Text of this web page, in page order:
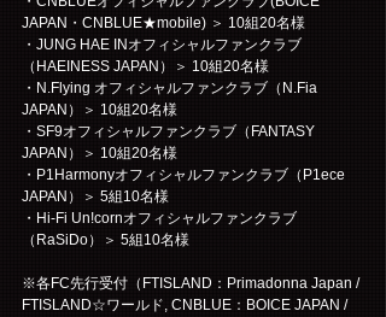
JAPAN・CNBLUE★mobile) ＞ 10組20名様
・JUNG HAE INオフィシャルファンクラブ
（HAEINESS JAPAN）＞ 10組20名様
・N.Flying オフィシャルファンクラブ（N.Fia
JAPAN）＞ 10組20名様
・SF9オフィシャルファンクラブ（FANTASY
JAPAN）＞ 10組20名様
・P1Harmonyオフィシャルファンクラブ（P1ece
JAPAN）＞ 5組10名様
・Hi-Fi Un!cornオフィシャルファンクラブ
（RaSiDo）＞ 5組10名様
※各FC先行受付（FTISLAND：Primadonna Japan /
FTISLAND☆ワールド, CNBLUE：BOICE JAPAN /